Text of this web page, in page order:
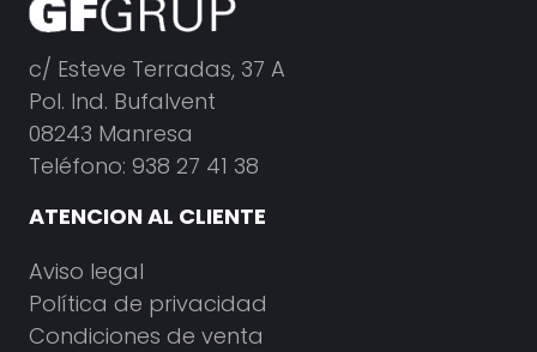
c/ Esteve Terradas, 37 A
Pol. Ind. Bufalvent
08243 Manresa
Teléfono: 938 27 41 38
ATENCION AL CLIENTE
Aviso legal
Política de privacidad
Condiciones de venta